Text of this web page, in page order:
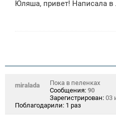
б
Юляша, привет! Написала в
miralada
Пока в пеленках
Сообщения: 90
Зарегистрирован: 03
Поблагодарили: 1 раз